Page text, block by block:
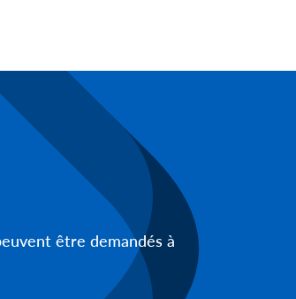
être demandés à